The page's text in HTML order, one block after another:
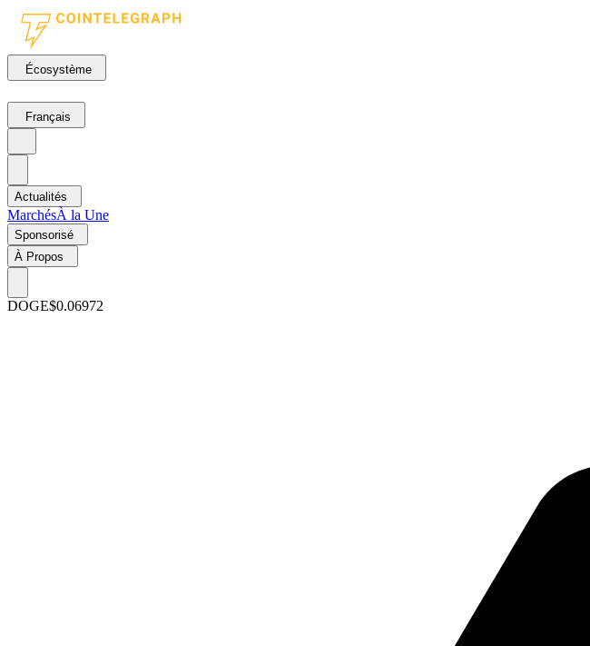
Écosystème
Français
Actualités
MarchésÀ la Une
Sponsorisé
À Propos
DOGE$0.06972